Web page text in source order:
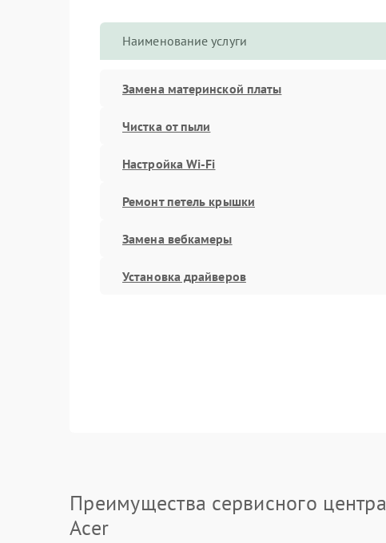
Наименование услуги
Замена материнской платы
Чистка от пыли
Настройка Wi-Fi
Ремонт петель крышки
Замена вебкамеры
Установка драйверов
Преимущества сервисного центра
Acer